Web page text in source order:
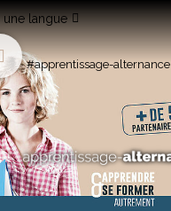
langue
#apprentissage-alternance